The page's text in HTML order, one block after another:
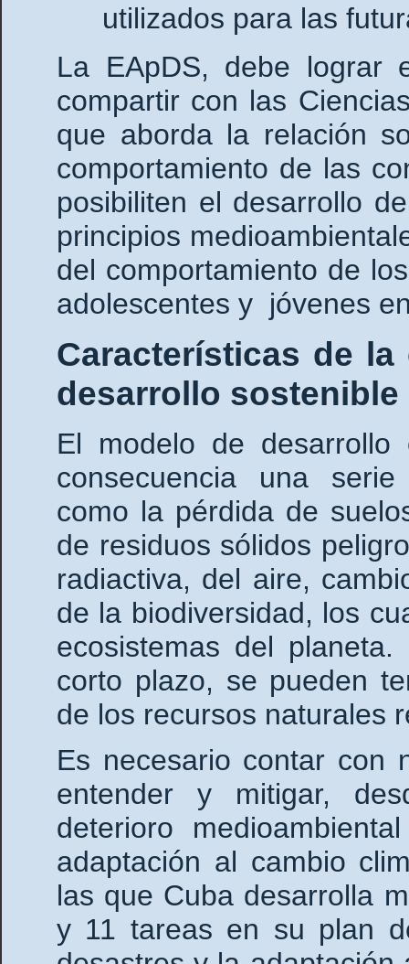
utilizados para las
La EApDS, debe lograr
compartir con las
que aborda la relación
comportamiento de las
posibiliten el desarrollo
principios
del comportamiento de
adolescentes y jóvenes
Características de
desarrollo sostenible
El modelo de
consecuencia una
como la pérdida de
de residuos sólidos
radiactiva, del aire,
de la biodiversidad, los
ecosistemas del
corto plazo, se pueden
de los recursos naturales
Es necesario contar con
entender y mitigar,
deterioro
adaptación al cambio
las que Cuba desarrolla
y 11 tareas en su plan